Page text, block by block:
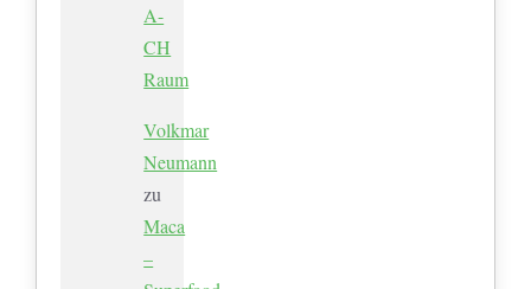
A-
CH
Raum
Volkmar
Neumann
zu
Maca
–